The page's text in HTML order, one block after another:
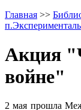
Главная >>
Акция
войне"
2 мая прошла